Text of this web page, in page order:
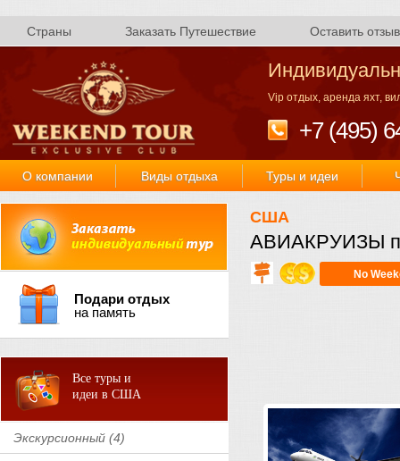
Страны Заказать Путешествие Оставить отзыв
Vip отдых, аренда яхт,
+7 (495)
О компании Виды отдыха Туры и идеи
Подари отдых
на память
Все туры и
идеи в США
Экскурсионный (4)
США
АВИАКРУИЗЫ
No